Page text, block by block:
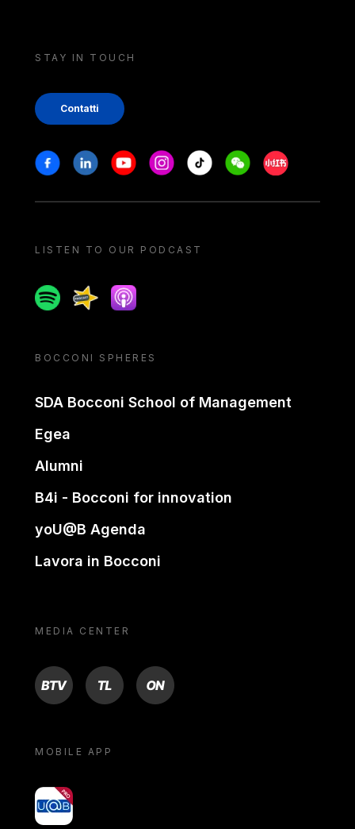
STAY IN TOUCH
Contatti
Stay in touch
FacebookLinkedinYoutubeInstagram
Tiktok WeechatXiaohongshu/
LISTEN TO OUR PODCAST
SpotifySpreakerApple podcast
BOCCONI SPHERES
SDA Bocconi School of Management
Egea
Alumni
B4i - Bocconi for innovation
yoU@B Agenda
Lavora in Bocconi
MEDIA CENTER
BTV TL ON
MOBILE APP
yoU@B